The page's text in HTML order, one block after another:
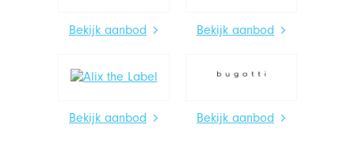
Bekijk aanbod Bekijk aanbod
Bekijk aanbod Bekijk aanbod